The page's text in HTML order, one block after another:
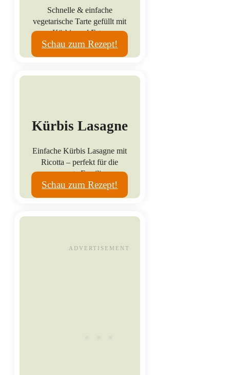
Schnelle & einfache
vegetarische Tarte gefüllt mit
Kürbis und Feta.
Schau zum Rezept!
Kürbis Lasagne
Einfache Kürbis Lasagne mit
Ricotta – perfekt für die
gesamte Familie.
Schau zum Rezept!